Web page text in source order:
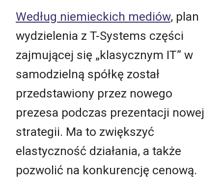
Według niemieckich mediów, plan
wydzielenia z T-Systems części
zajmującej się „klasycznym IT” w
samodzielną spółkę został
przedstawiony przez nowego
prezesa podczas prezentacji nowej
strategii. Ma to zwiększyć
elastyczność działania, a także
pozwolić na konkurencję cenową.